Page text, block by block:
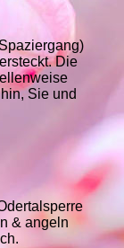
Die
Sie und
& angeln